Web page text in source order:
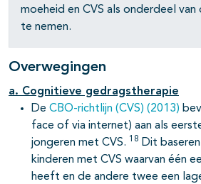
moeheid en CVS als onderdeel
te nemen.
Overwegingen
a. Cognitieve gedragstherapie
De CBO-richtlijn (CVS) (2013)
face of via internet) aan als
jongeren met CVS. 18 Dit
kinderen met CVS waarvan één
heeft en de andere twee een